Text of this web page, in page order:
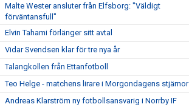
Malte Wester ansluter från Elfsborg: "Väldigt
förväntansfull"
Elvin Tahami förlänger sitt avtal
Vidar Svendsen klar för tre nya år
Talangkollen från Ettanfotboll
Teo Helge - matchens lirare i Morgondagens stjärnor
Andreas Klarström ny fotbollsansvarig i Norrby IF